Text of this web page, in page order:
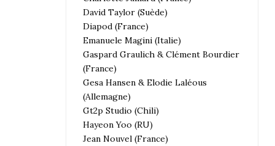
David Taylor (Suède)
Diapod (France)
Emanuele Magini (Italie)
Gaspard Graulich & Clément Bourdier
(France)
Gesa Hansen & Elodie Laléous
(Allemagne)
Gt2p Studio (Chili)
Hayeon Yoo (RU)
Jean Nouvel (France)